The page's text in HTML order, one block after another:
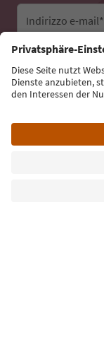
Indirizzo e-mail*